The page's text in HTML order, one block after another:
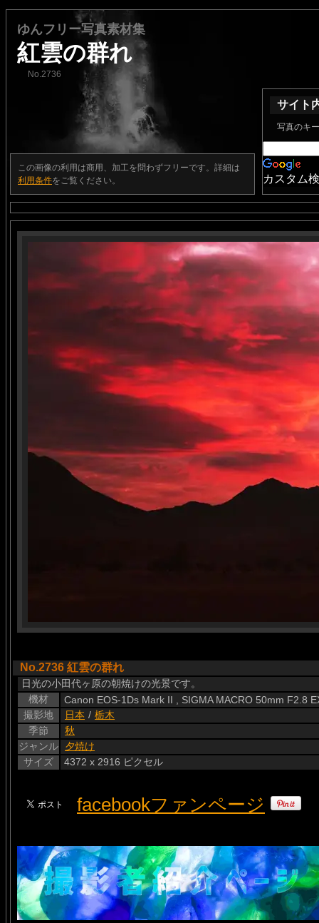
ゆんフリー写真素材集
紅雲の群れ
No.2736
この画像の利用は商用、加工を問わずフリーです。詳細は
利用条件をご覧ください。
サイト
写真のキ
カスタム
No.2736 紅雲の群れ
日光の小田代ヶ原の朝焼けの光景です。
機材
Canon EOS-1Ds Mark II , SIGMA MACRO 50mm F2.8
撮影地
日本 / 栃木
季節
秋
ジャンル
夕焼け
サイズ
4372 x 2916 ピクセル
facebookファンページ